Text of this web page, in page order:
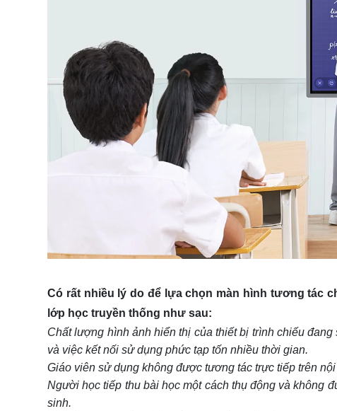
Có rất nhiều lý do để lựa chọn màn hình tương tác
lớp học truyền thống như sau:
Chất lượng hình ảnh hiển thị của thiết bị trình chiếu
và việc kết nối sử dụng phức tạp tốn nhiều thời gian.
Giáo viên sử dụng không được tương tác trực tiếp trên
Người học tiếp thu bài học một cách thụ động và không
sinh.